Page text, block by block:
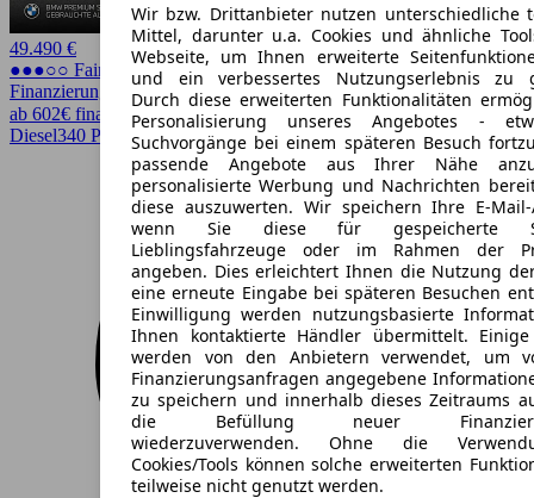
Wir bzw. Drittanbieter nutzen unterschiedliche
Mittel, darunter u.a. Cookies und ähnliche
Webseite, um Ihnen erweiterte
und ein verbessertes Nutzungserlebnis zu
Durch diese erweiterten Funktionalitäten
Personalisierung unseres Angebotes -
Suchvorgänge bei einem späteren Besuch
passende Angebote aus Ihrer Nähe
personalisierte Werbung und Nachrichten
diese auszuwerten. Wir speichern Ihre E-Mail-
wenn Sie diese für gespeicherte
Lieblingsfahrzeuge oder im Rahmen der
angeben. Dies erleichtert Ihnen die Nutzung
eine erneute Eingabe bei späteren Besuchen
Einwilligung werden nutzungsbasierte
Ihnen kontaktierte Händler übermittelt. Einige
werden von den Anbietern verwendet, um
Finanzierungsanfragen angegebene
zu speichern und innerhalb dieses Zeitraums
die Befüllung neuer
wiederzuverwenden. Ohne die
Cookies/Tools können solche erweiterten
teilweise nicht genutzt werden.
49.490 €
●●●○○ Fairer Preis
Finanzierung möglich
ab 602€ finanzieren ↗
Diesel340 PS (250 kW)61.343 kmEZ 02/2023Automatik